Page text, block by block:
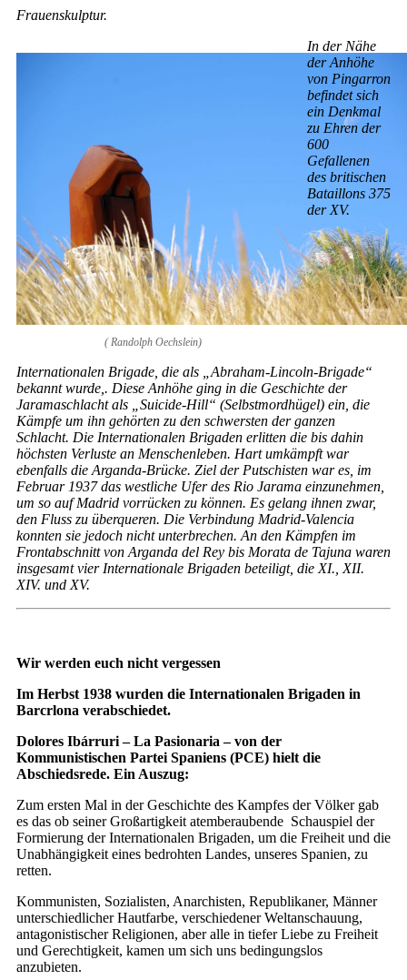
Frauenskulptur.
( Randolph Oechslein)
In der Nähe
der Anhöhe
von Pingarron
befindet sich
ein Denkmal
zu Ehren der
600
Gefallenen
des britischen
Bataillons 375
der XV.
Internationalen Brigade, die als „Abraham-Lincoln-Brigade“
bekannt wurde,. Diese Anhöhe ging in die Geschichte der
Jaramaschlacht als „Suicide-Hill“ (Selbstmordhügel) ein, die
Kämpfe um ihn gehörten zu den schwersten der ganzen
Schlacht. Die Internationalen Brigaden erlitten die bis dahin
höchsten Verluste an Menschenleben. Hart umkämpft war
ebenfalls die Arganda-Brücke. Ziel der Putschisten war es, im
Februar 1937 das westliche Ufer des Rio Jarama einzunehmen,
um so auf Madrid vorrücken zu können. Es gelang ihnen zwar,
den Fluss zu überqueren. Die Verbindung Madrid-Valencia
konnten sie jedoch nicht unterbrechen. An den Kämpfen im
Frontabschnitt von Arganda del Rey bis Morata de Tajuna waren
insgesamt vier Internationale Brigaden beteiligt, die XI., XII.
XIV. und XV.
Wir werden euch nicht vergessen
Im Herbst 1938 wurden die Internationalen Brigaden in
Barcrlona verabschiedet.
Dolores Ibárruri – La Pasionaria – von der
Kommunistischen Partei Spaniens (PCE) hielt die
Abschiedsrede. Ein Auszug:
Zum ersten Mal in der Geschichte des Kampfes der Völker gab
es das ob seiner Großartigkeit atemberaubende Schauspiel der
Formierung der Internationalen Brigaden, um die Freiheit und die
Unabhängigkeit eines bedrohten Landes, unseres Spanien, zu
retten.
Kommunisten, Sozialisten, Anarchisten, Republikaner, Männer
unterschiedlicher Hautfarbe, verschiedener Weltanschauung,
antagonistischer Religionen, aber alle in tiefer Liebe zu Freiheit
und Gerechtigkeit, kamen um sich uns bedingungslos
anzubieten.